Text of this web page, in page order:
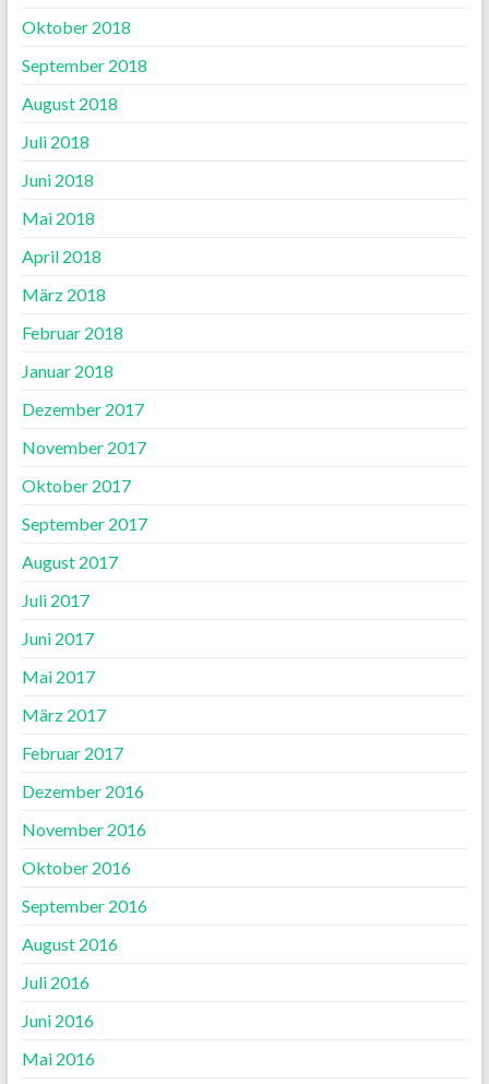
Oktober 2018
September 2018
August 2018
Juli 2018
Juni 2018
Mai 2018
April 2018
März 2018
Februar 2018
Januar 2018
Dezember 2017
November 2017
Oktober 2017
September 2017
August 2017
Juli 2017
Juni 2017
Mai 2017
März 2017
Februar 2017
Dezember 2016
November 2016
Oktober 2016
September 2016
August 2016
Juli 2016
Juni 2016
Mai 2016